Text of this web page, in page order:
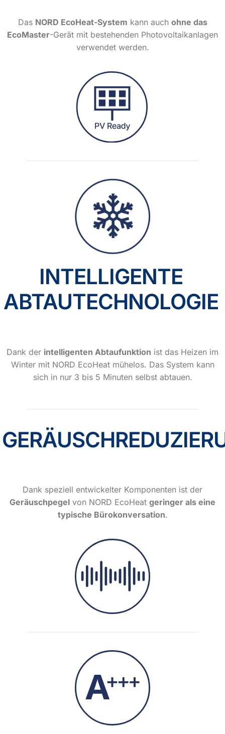
Das NORD EcoHeat-System kann auch ohne das
EcoMaster-Gerät mit bestehenden Photovoltaikanlagen
verwendet werden.
INTELLIGENTE
ABTAUTECHNOLOGIE
Dank der intelligenten Abtaufunktion ist das Heizen im
Winter mit NORD EcoHeat mühelos. Das System kann
sich in nur 3 bis 5 Minuten selbst abtauen.
Dank speziell entwickelter Komponenten ist der
Geräuschpegel von NORD EcoHeat geringer als eine
typische Bürokonversation.